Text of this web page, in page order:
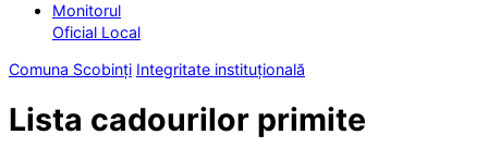
Monitorul
Oficial Local
Comuna Scobinți Integritate instituțională
Lista cadourilor primite